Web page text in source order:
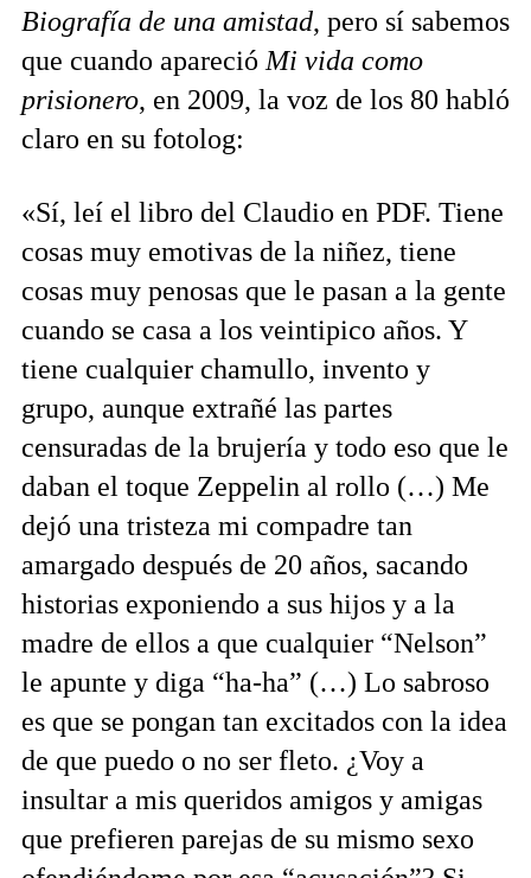
Biografía de una amistad, pero sí sabemos
que cuando apareció Mi vida como
prisionero, en 2009, la voz de los 80 habló
claro en su fotolog:
«Sí, leí el libro del Claudio en PDF. Tiene
cosas muy emotivas de la niñez, tiene
cosas muy penosas que le pasan a la gente
cuando se casa a los veintipico años. Y
tiene cualquier chamullo, invento y
grupo, aunque extrañé las partes
censuradas de la brujería y todo eso que le
daban el toque Zeppelin al rollo (…) Me
dejó una tristeza mi compadre tan
amargado después de 20 años, sacando
historias exponiendo a sus hijos y a la
madre de ellos a que cualquier “Nelson”
le apunte y diga “ha-ha” (…) Lo sabroso
es que se pongan tan excitados con la idea
de que puedo o no ser fleto. ¿Voy a
insultar a mis queridos amigos y amigas
que prefieren parejas de su mismo sexo